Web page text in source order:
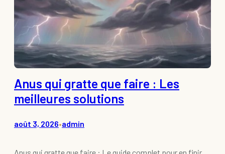
Anus qui gratte que faire : Les
meilleures solutions
août 3, 2026•admin